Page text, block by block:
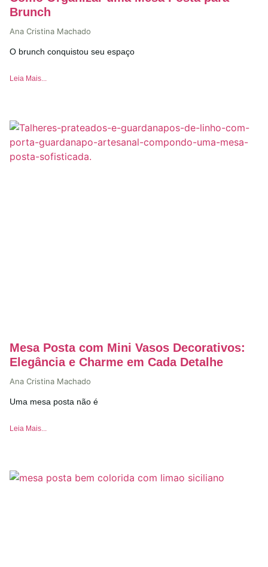
Brunch
Ana Cristina Machado
O brunch conquistou seu espaço
Leia Mais...
Mesa Posta com Mini Vasos Decorativos:
Elegância e Charme em Cada Detalhe
Ana Cristina Machado
Uma mesa posta não é
Leia Mais...